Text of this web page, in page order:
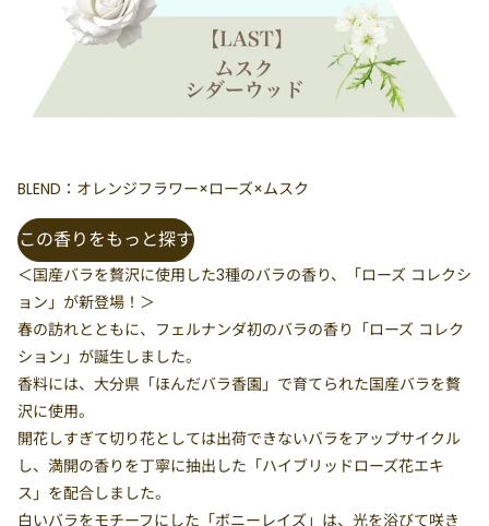
BLEND：オレンジフラワー×ローズ×ムスク
この香りをもっと探す
＜国産バラを贅沢に使用した3種のバラの香り、「ローズ コレクシ
ョン」が新登場！＞
春の訪れとともに、フェルナンダ初のバラの香り「ローズ コレク
ション」が誕生しました。
香料には、大分県「ほんだバラ香園」で育てられた国産バラを贅
沢に使用。
開花しすぎて切り花としては出荷できないバラをアップサイクル
し、満開の香りを丁寧に抽出した「ハイブリッドローズ花エキ
ス」を配合しました。
白いバラをモチーフにした「ボニーレイズ」は、光を浴びて咲き